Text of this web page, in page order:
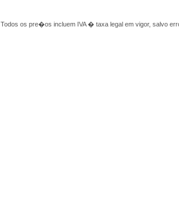
Todos os pre�os incluem IVA � taxa legal em vigor, salvo